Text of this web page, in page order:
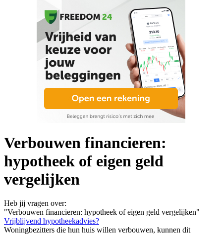
Verbouwen financieren:
hypotheek of eigen geld
vergelijken
Heb jij vragen over:
"Verbouwen financieren: hypotheek of eigen geld vergelijken"
Vrijblijvend hypotheekadvies?
Woningbezitters die hun huis willen verbouwen, kunnen dit